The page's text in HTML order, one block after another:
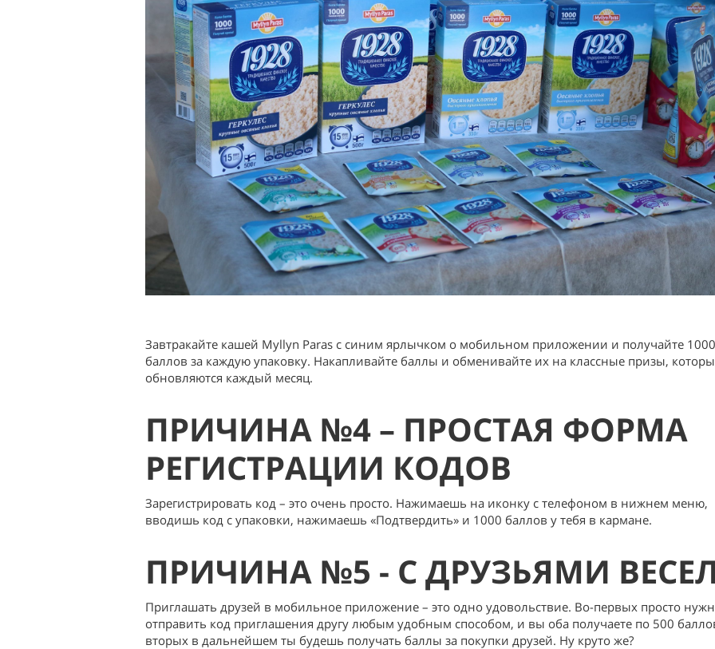
Завтракайте кашей Myllyn Paras с синим ярлычком о мобильном приложении и получайте 1000
баллов за каждую упаковку. Накапливайте баллы и обменивайте их на классные призы,
обновляются каждый месяц.
ПРИЧИНА №4 – ПРОСТАЯ ФОРМА
РЕГИСТРАЦИИ КОДОВ
Зарегистрировать код – это очень просто. Нажимаешь на иконку с телефоном в нижнем меню,
вводишь код с упаковки, нажимаешь «Подтвердить» и 1000 баллов у тебя в кармане.
ПРИЧИНА №5 - С ДРУЗЬЯМИ
Приглашать друзей в мобильное приложение – это одно удовольствие. Во-первых просто
отправить код приглашения другу любым удобным способом, и вы оба получаете по 500
вторых в дальнейшем ты будешь получать баллы за покупки друзей. Ну круто же?